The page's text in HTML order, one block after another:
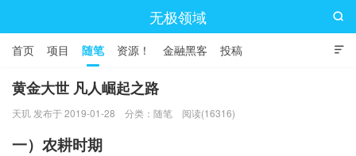
无极领域

首页 项目 随笔 资源！ 金融黑客 投稿

黄金大世 凡人崛起之路
天玑 发布于 2019-01-28 分类： 随笔 阅读(16316)
一）农耕时期